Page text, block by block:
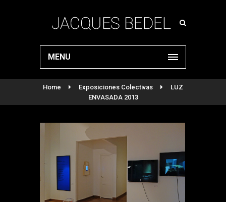
MENU
Home Exposiciones Colectivas
LUZ
ENVASADA 2013